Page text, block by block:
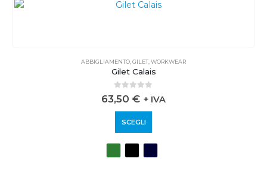
ABBIGLIAMENTO GILET WORKWEAR
Gilet Calais
0out of 5
63,50 € + IVA
SCEGLI